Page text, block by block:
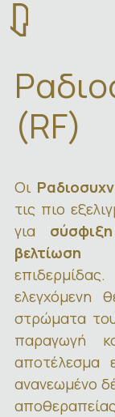
(RF)
Οι
τις πιο
για
βελτίωση
ελεγχόμενη
στρώματα
παραγωγή
αποτέλεσμα
ανανεωμένο